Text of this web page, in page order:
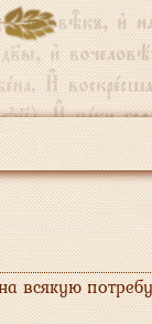
всякую потребу